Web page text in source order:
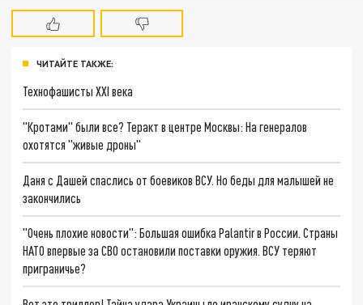
ЧИТАЙТЕ ТАКЖЕ:
Технофашисты XXI века
"Кротами" были все? Теракт в центре Москвы: На генералов
охотятся "живые дроны"
Даня с Дашей спаслись от боевиков ВСУ. Но беды для малышей не
закончились
"Очень плохие новости": Большая ошибка Palantir в России. Страны
НАТО впервые за СВО остановили поставки оружия. ВСУ теряют
приграничье?